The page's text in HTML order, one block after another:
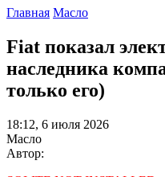
Главная Масло
Fiat показал
наследника
только его)
18:12, 6 июля 2026
Масло
Автор: